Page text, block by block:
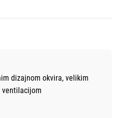
dizajnom okvira, velikim